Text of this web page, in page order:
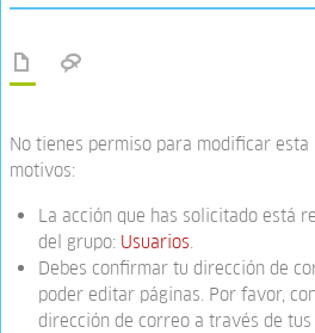
No tienes permiso para modificar
motivos:
La acción que has solicitado está
del grupo: Usuarios
Debes confirmar tu dirección de
poder editar páginas. Por favor,
dirección de correo a través de tus